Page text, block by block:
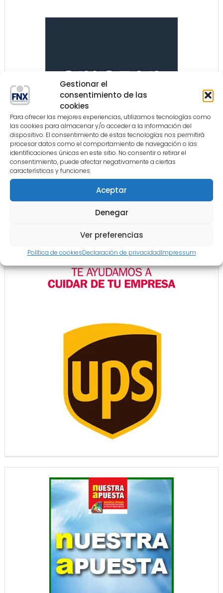
Gestionar el
consentimiento de las
cookies
Para ofrecer las mejores experiencias, utilizamos tecnologías como
las cookies para almacenar y/o acceder a la información del
dispositivo. El consentimiento de estas tecnologías nos permitirá
procesar datos como el comportamiento de navegación o las
identificaciones únicas en este sitio. No consentir o retirar el
consentimiento, puede afectar negativamente a ciertas
características y funciones.
Aceptar
Denegar
Ver preferencias
Política de cookiesDeclaración de privacidadImpressum